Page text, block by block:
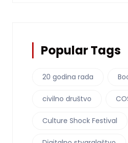
Popular Tags
20 godina rada
civilno društvo
Culture Shock Festival